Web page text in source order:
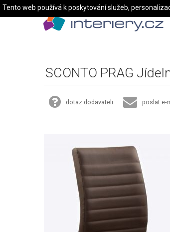
SCONTO PRAG
dotaz dodavateli poslat e-
Tento web používá k poskytování služeb,